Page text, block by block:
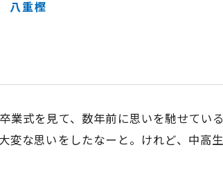
八重樫
業式を見て、数年前に思いを馳せてい
変な思いをしたなーと。けれど、中高